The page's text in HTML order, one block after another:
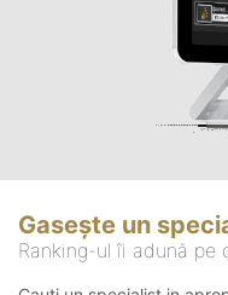
Gasește un
Ranking-ul îi adună